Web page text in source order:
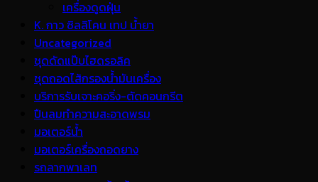
เครื่องดูดฝุ่น
K. กาว ซิลลิโคน เทป น้ำยา
Uncategorized
ชุดดัดแป๊บไฮดรอลิค
ชุดถอดไส้กรองน้ำมันเครื่อง
บริการรับเจาะคอริ่ง-ตัดคอนกรีต
ปืนลมทำความสะอาดพรม
มอเตอร์น้ำ
มอเตอร์เครื่องถอดยาง
รถลากพาเลท